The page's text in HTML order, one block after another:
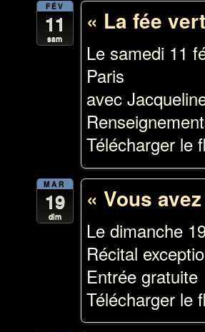
FÉV
11
sam
« La fée
Le samedi 11
Paris
avec
Télécharger le
MAR
19
dim
« Vous
Le dimanche
Récital
Entrée gratuite
Télécharger le